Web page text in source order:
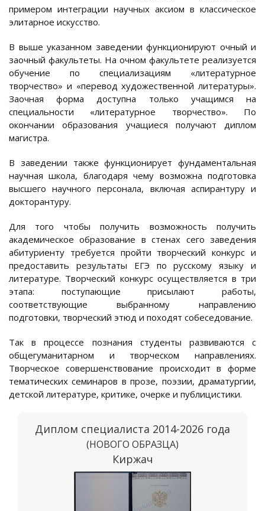
примером интеграции научных аксиом в классическое
элитарное искусство.
В выше указанном заведении функционируют очный и
заочный факультеты. На очном факультете реализуется
обучение по специализациям «литературное
творчество» и «перевод художественной литературы».
Заочная форма доступна только учащимся на
специальности «литературное творчество». По
окончании образования учащиеся получают диплом
магистра.
В заведении также функционирует фундаментальная
научная школа, благодаря чему возможна подготовка
высшего научного персонала, включая аспирантуру и
докторантуру.
Для того чтобы получить возможность получить
академическое образование в стенах сего заведения
абитуриенту требуется пройти творческий конкурс и
предоставить результаты ЕГЭ по русскому языку и
литературе. Творческий конкурс осуществляется в три
этапа: поступающие присылают работы,
соответствующие выбранному направлению
подготовки, творческий этюд и походят собеседование.
Так в процессе познания студенты развиваются с
общегуманитарном и творческом направлениях.
Творческое совершенствование происходит в форме
тематических семинаров в прозе, поэзии, драматургии,
детской литературе, критике, очерке и публицистики.
Диплом специалиста 2014-2026 года
(НОВОГО ОБРАЗЦА)
Киржач